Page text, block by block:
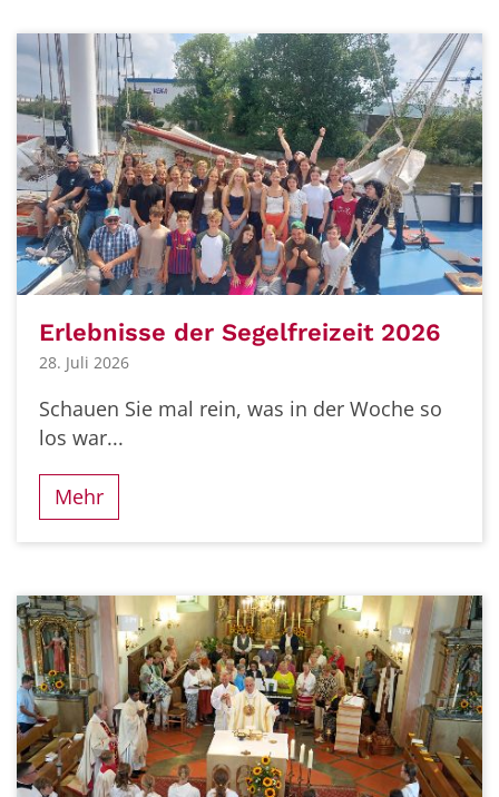
Erlebnisse der Segelfreizeit 2026
28. Juli 2026
Schauen Sie mal rein, was in der Woche so
los war...
Mehr